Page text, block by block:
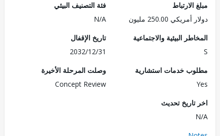
250.00 مليون
فئة التصنيف البيئي
N/A
البيئية والاجتماعية
تاريخ الإقفال
2032/12/31
خدمات استشارية
وصلت المرحلة الأخيرة
Concept Review
تحديث